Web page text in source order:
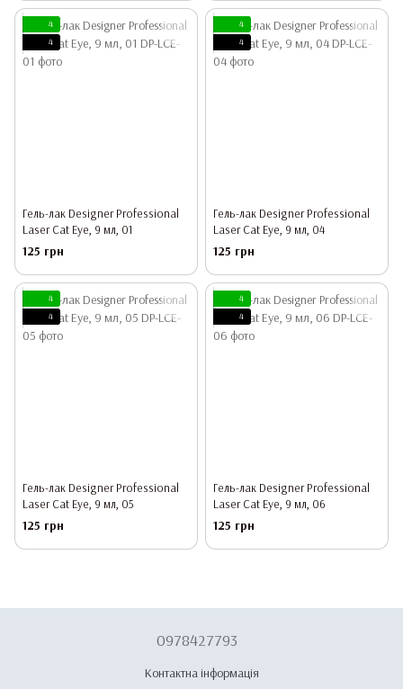
4
4
Гель-лак Designer Professional
Laser Cat Eye, 9 мл, 01
125 грн
4
4
Гель-лак Designer Professional
Laser Cat Eye, 9 мл, 04
125 грн
4
4
Гель-лак Designer Professional
Laser Cat Eye, 9 мл, 05
125 грн
4
4
Гель-лак Designer Professional
Laser Cat Eye, 9 мл, 06
125 грн
0978427793
Контактна інформація